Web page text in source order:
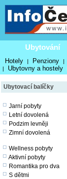
Ubytování
Hotely | Penziony |
| Ubytovny a hostely
Ubytovací balíčky
Jarní pobyty
Letní dovolená
Podzim levněji
Zimní dovolená
Wellness pobyty
Aktivní pobyty
Romantika pro dva
S dětmi